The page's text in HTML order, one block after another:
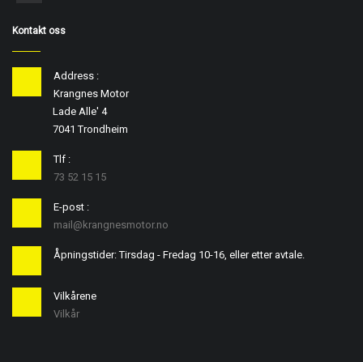
Kontakt oss
Address :
Krangnes Motor
Lade Alle' 4
7041 Trondheim
Tlf :
73 52 15 15
E-post :
mail@krangnesmotor.no
Åpningstider: Tirsdag - Fredag 10-16, eller etter avtale.
Vilkårene
Vilkår